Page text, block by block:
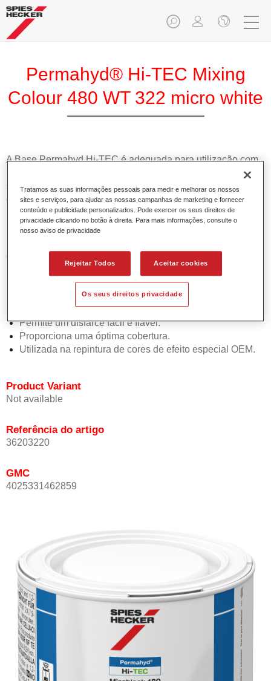
Permahyd® Hi-TEC Mixing
Colour 480 WT 322 micro white
A Base Permahyd Hi-TEC é adequada para utilização com
sistema de base bicamada aquosa. Este sistema de mistura
contém todas as cores lisas e de efeito necessárias para a
repintura de alta qualidade de veículos automóveis de
passageiros.
Características do produto
Simples e rápido de aplicar.
Oferece uma precisão de cor excepcional mesmo com
orientação de efeito.
Promove tempos de processo curtos.
Permite um disfarce fácil e fiável.
Proporciona uma óptima cobertura.
Utilizada na repintura de cores de efeito especial OEM.
Product Variant
Not available
Referência do artigo
36203220
GMC
4025331462859
Tratamos as suas informações pessoais para medir e melhorar os nossos
sites e serviços, para ajudar as nossas campanhas de marketing e fornecer
conteúdo e publicidade personalizados. Pode exercer os seus direitos de
privacidade clicando no botão à direita. Para mais informações, consulte o
nosso aviso de privacidade
Rejeitar Todos Aceitar cookies
Os seus direitos privacidade